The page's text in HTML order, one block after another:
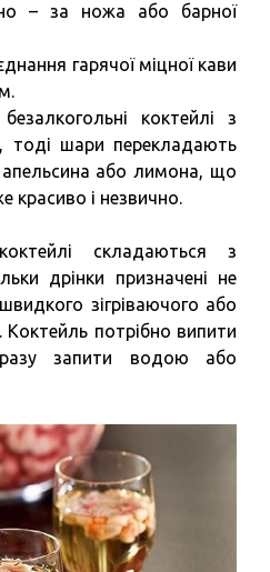
– за ножа або барної
гарячої міцної кави
коктейлі з
тоді шари перекладають
або лимона, що
красиво і незвично.
складаються з
дрінки призначені не
зігріваючого або
потрібно випити
запити водою або